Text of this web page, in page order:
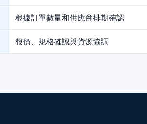
根據訂單數量和供應商排期確認
報價、規格確認與貨源協調